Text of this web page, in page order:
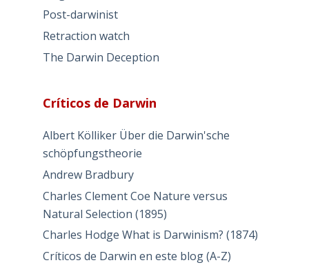
Post-darwinist
Retraction watch
The Darwin Deception
Críticos de Darwin
Albert Kölliker Über die Darwin'sche
schöpfungstheorie
Andrew Bradbury
Charles Clement Coe Nature versus
Natural Selection (1895)
Charles Hodge What is Darwinism? (1874)
Críticos de Darwin en este blog (A-Z)